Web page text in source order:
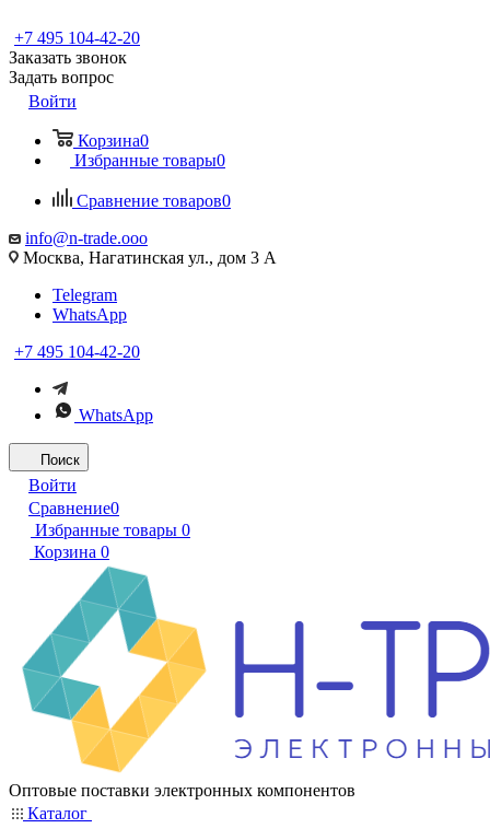
+7 495 104-42-20
Заказать звонок
Задать вопрос
Войти
Корзина0
Избранные товары0
Сравнение товаров0
info@n-trade.ooo
Москва, Нагатинская ул., дом 3 А
Telegram
WhatsApp
+7 495 104-42-20
WhatsApp
Поиск
Войти
Сравнение0
Избранные товары 0
Корзина 0
Оптовые поставки электронных компонентов
Каталог